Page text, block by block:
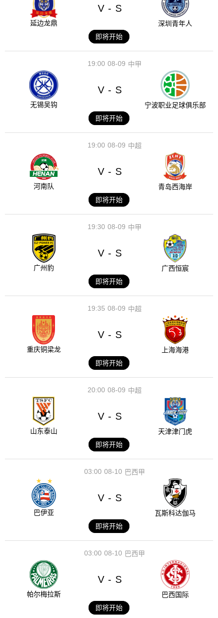
延边龙鼎
V - S
深圳青年人
即将开始
08-09
19:00 中甲
无锡吴钩
V - S
宁波职业足球俱乐部
即将开始
08-09
19:00 中超
河南队
V - S
青岛西海岸
即将开始
08-09
19:30 中甲
广州豹
V - S
广西恒宸
即将开始
08-09
19:35 中超
重庆铜梁龙
V - S
上海海港
即将开始
08-09
20:00 中超
山东泰山
V - S
天津津门虎
即将开始
08-10
03:00 巴西甲
巴伊亚
V - S
瓦斯科达伽马
即将开始
08-10
03:00 巴西甲
帕尔梅拉斯
V - S
巴西国际
即将开始